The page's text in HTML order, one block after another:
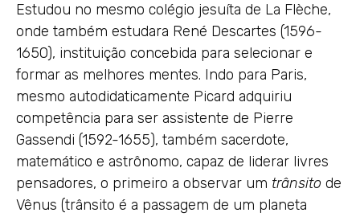
Estudou no mesmo colégio jesuíta de La Flèche,
onde também estudara René Descartes (1596-
1650), instituição concebida para selecionar e
formar as melhores mentes. Indo para Paris,
mesmo autodidaticamente Picard adquiriu
competência para ser assistente de Pierre
Gassendi (1592-1655), também sacerdote,
matemático e astrônomo, capaz de liderar livres
pensadores, o primeiro a observar um trânsito de
Vênus (trânsito é a passagem de um planeta